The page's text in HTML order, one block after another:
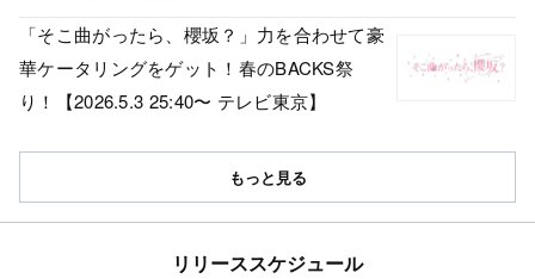
「そこ曲がったら、櫻坂？」力を合わせて豪
華ケータリングをゲット！春のBACKS祭
り！【2026.5.3 25:40〜 テレビ東京】
もっと見る
リリーススケジュール